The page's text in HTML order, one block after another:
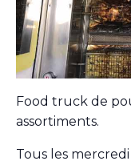
Food truck de
assortiments.
Tous les mercredi